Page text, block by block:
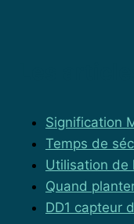
Signification
Temps de
Utilisation de
Quand
DD1 capteur